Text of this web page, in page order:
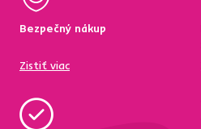
Bezpečný nákup
Zistiť viac